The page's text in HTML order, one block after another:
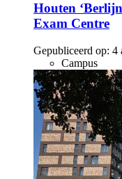
Houten
Exam Centre
Gepubliceerd op: 4
Campus